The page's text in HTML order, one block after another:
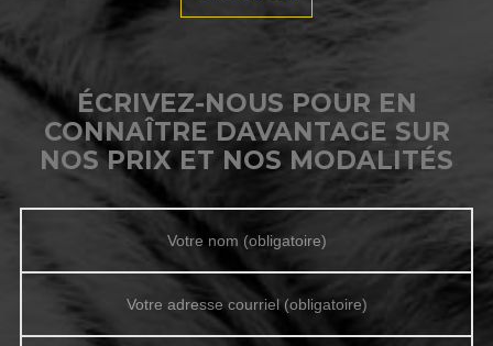
ÉCRIVEZ-NOUS POUR EN
CONNAÎTRE DAVANTAGE SUR
NOS PRIX ET NOS MODALITÉS